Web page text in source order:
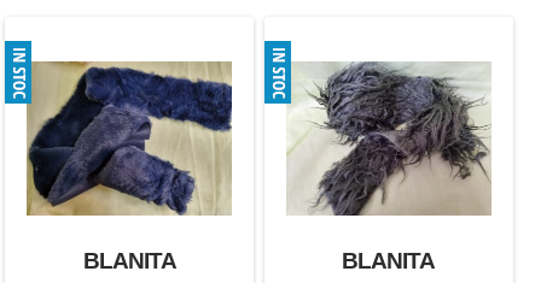
BLANITA
BLANITA